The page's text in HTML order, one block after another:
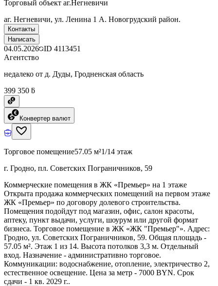
Торговый объект аг.Негневичи
аг. Негневичи, ул. Ленина 1 А. Новогрудский район.
Контакты
Написать
04.05.2026 ID 4113451
Агентство
недалеко от д. Дуды, Гродненская область
399 350 ƃ
Конвертер валют
Торговое помещение57.05 м²1/14 этаж
г. Гродно, пл. Советских Пограничников, 59
Коммерческие помещения в ЖК «Премьер» на 1 этаже
Открыта продажа коммерческих помещений на первом этаже
ЖК «Премьер» по договору долевого строительства.
Помещения подойдут под магазин, офис, салон красоты,
аптеку, пункт выдачи, услуги, шоурум или другой формат
бизнеса. Торговое помещение в ЖК «ЖК "Премьер"». Адрес:
Гродно, ул. Советских Пограничников, 59. Общая площадь -
57.05 м². Этаж 1 из 14. Высота потолков 3,3 м. Отдельный
вход. Назначение - административно торговое.
Коммуникации: водоснабжение, отопление, электричество 2,
естественное освещение. Цена за метр - 7000 BYN. Срок
сдачи - 1 кв. 2029 г..